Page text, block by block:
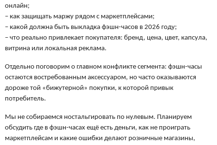
онлайн;
– как защищать маржу рядом с маркетплейсами;
– какой должна быть выкладка фэшн-часов в 2026 году;
– что реально привлекает покупателя: бренд, цена, цвет, капсула,
витрина или локальная реклама.
Отдельно поговорим о главном конфликте сегмента: фэшн-часы
остаются востребованным аксессуаром, но часто оказываются
дороже той «бижутерной» покупки, к которой привык
потребитель.
Мы не собираемся ностальгировать по нулевым. Планируем
обсудить где в фэшн-часах ещё есть деньги, как не проиграть
маркетплейсам и какие ошибки делают розничные магазины,